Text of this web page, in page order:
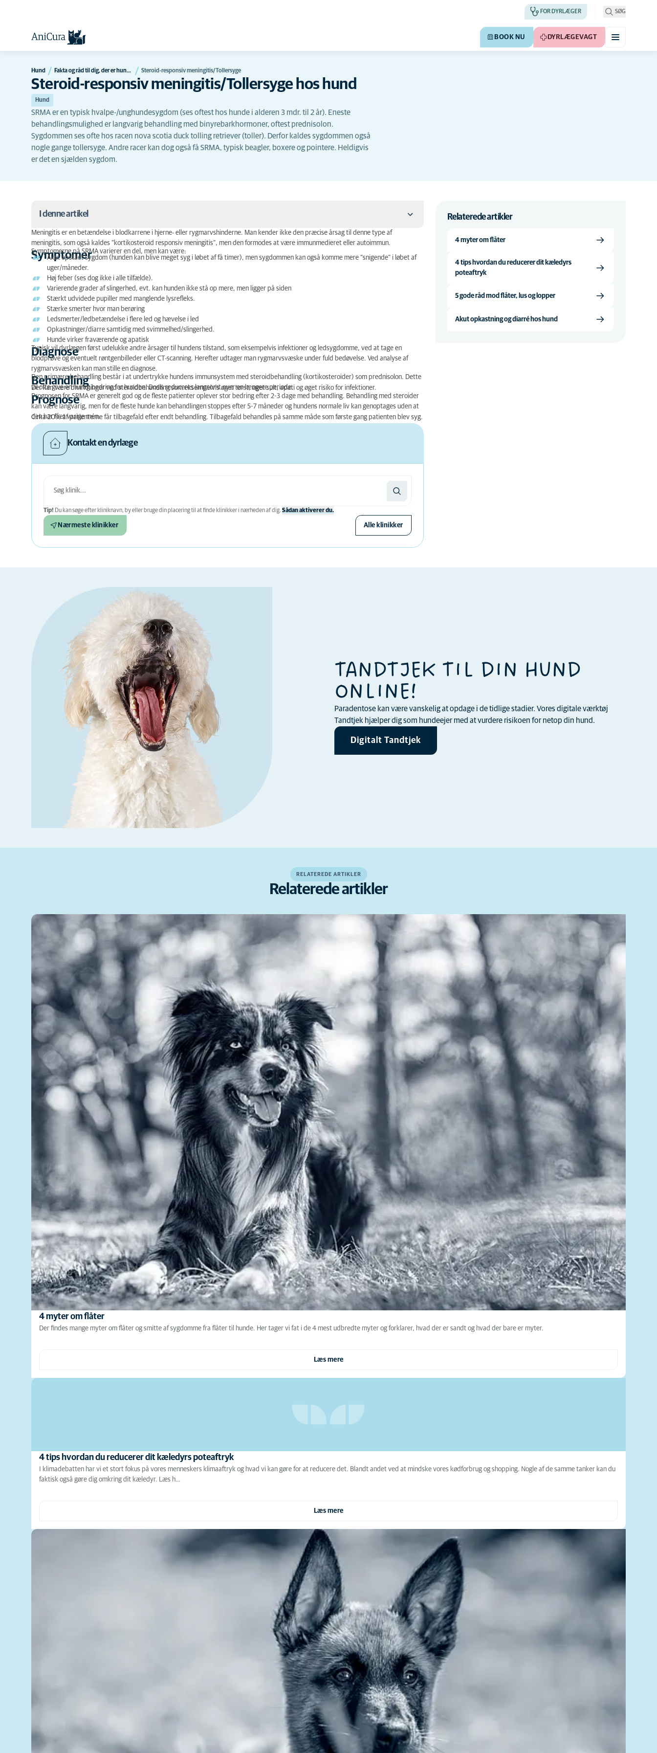
FOR DYRLÆGER SØG
BOOK NU DYRLÆGEVAGT
Hund Fakta og råd til dig, der er hundeejer Steroid-responsiv meningitis/Tollersyge
Steroid-responsiv meningitis/Tollersyge hos hund
Hund
SRMA er en typisk hvalpe-/unghundesygdom (ses oftest hos hunde i alderen 3 mdr. til 2 år). Eneste
behandlingsmulighed er langvarig behandling med binyrebarkhormoner, oftest prednisolon.
Sygdommen ses ofte hos racen nova scotia duck tolling retriever (toller). Derfor kaldes sygdommen også
nogle gange tollersyge. Andre racer kan dog også få SRMA, typisk beagler, boxere og pointere. Heldigvis
er det en sjælden sygdom.
I denne artikel
Symptomer
Diagnose
Behandling
Prognose
Meningitis er en betændelse i blodkarrene i hjerne- eller rygmarvshinderne. Man kender ikke den præcise årsag til denne type af
meningitis, som også kaldes ”kortikosteroid responsiv meningitis”, men den formodes at være immunmedieret eller autoimmun.
Symptomer
Symptomerne på SRMA varierer en del, men kan være:
Akut opstået sygdom (hunden kan blive meget syg i løbet af få timer), men sygdommen kan også komme mere "snigende" i løbet af
uger/måneder.
Høj feber (ses dog ikke i alle tilfælde).
Varierende grader af slingerhed, evt. kan hunden ikke stå op mere, men ligger på siden
Stærkt udvidede pupiller med manglende lysrefleks.
Stærke smerter hvor man berøring
Ledsmerter/ledbetændelse i flere led og hævelse i led
Opkastninger/diarre samtidig med svimmelhed/slingerhed.
Hunde virker fraværende og apatisk
Diagnose
Typisk vil dyrlægen først udelukke andre årsager til hundens tilstand, som eksempelvis infektioner og ledsygdomme, ved at tage en
blodprøve og eventuelt røntgenbilleder eller CT-scanning. Herefter udtager man rygmarvsvæske under fuld bedøvelse. Ved analyse af
rygmarvsvæsken kan man stille en diagnose.
Behandling
Den primære behandling består i at undertrykke hundens immunsystem med steroidbehandling (kortikosteroider) som prednisolon. Dette
vil ofte give en hurtig bedring for hunden. Dosis reduceres langsomt over en længere periode.
Der kan være bivirkninger ved steroidbehandling som eksempelvis øget tørst, øget sult, apati og øget risiko for infektioner.
Prognose
Prognosen for SRMA er generelt god og de fleste patienter oplever stor bedring efter 2-3 dage med behandling. Behandling med steroider
kan være langvarig, men for de fleste hunde kan behandlingen stoppes efter 5-7 måneder og hundens normale liv kan genoptages uden at
den har fået varige mén.
Cirka 20% af patienterne får tilbagefald efter endt behandling. Tilbagefald behandles på samme måde som første gang patienten blev syg.
Kontakt en dyrlæge
Tip! Du kan søge efter kliniknavn, by eller bruge din placering til at finde klinikker i nærheden af ​​dig. Sådan aktiverer du.
Nærmeste klinikker Alle klinikker
Relaterede artikler
4 myter om flåter
4 tips hvordan du reducerer dit kæledyrs
poteaftryk
5 gode råd mod flåter, lus og lopper
Akut opkastning og diarré hos hund
TANDTJEK TIL DIN HUND
ONLINE!
Paradentose kan være vanskelig at opdage i de tidlige stadier. Vores digitale værktøj
Tandtjek hjælper dig som hundeejer med at vurdere risikoen for netop din hund.
Digitalt Tandtjek
RELATEREDE ARTIKLER
Relaterede artikler
4 myter om flåter
Der findes mange myter om flåter og smitte af sygdomme fra flåter til hunde. Her tager vi fat i de 4 mest udbredte myter og forklarer, hvad der er sandt og hvad der bare er myter.
Læs mere
4 tips hvordan du reducerer dit kæledyrs poteaftryk
I klimadebatten har vi et stort fokus på vores menneskers klimaaftryk og hvad vi kan gøre for at reducere det. Blandt andet ved at mindske vores kødforbrug og shopping. Nogle af de samme tanker kan du
faktisk også gøre dig omkring dit kæledyr. Læs h…
Læs mere